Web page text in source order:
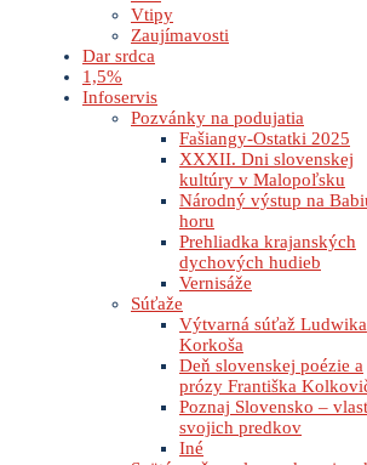
Vtipy
Zaujímavosti
Dar srdca
1,5%
Infoservis
Pozvánky na podujatia
Fašiangy-Ostatki 2025
XXXII. Dni slovenskej
kultúry v Malopoľsku
Národný výstup na
horu
Prehliadka krajanských
dychových hudieb
Vernisáže
Súťaže
Výtvarná súťaž Ludwika
Korkoša
Deň slovenskej poézie a
prózy Františka
Poznaj Slovensko –
svojich predkov
Iné